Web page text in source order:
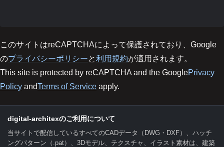
このサイトはreCAPTCHAによって保護されており、Google
のプライバシーポリシーと利用規約が適用されます。
This site is protected by reCAPTCHA and the GooglePrivacy
Policy andTerms of Service apply.
digital-architexのご利用について
当サイトで配信しているすべてのCADデータ（DWG・DXF）、ハッチ
ングパターン（.pat）、3Dモデル、テクスチャ、イラスト素材は、建築